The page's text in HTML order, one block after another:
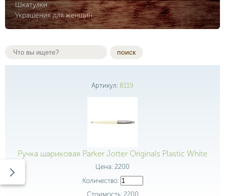
Шкатулки
Украшения для женщин
поиск
Артикул: 8119
Ручка шариковая Parker Jotter Originals Plastic White
Цена: 2200
Количество:
Стоимость: 2200